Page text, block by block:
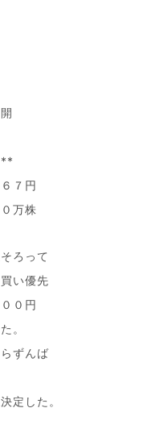
７円
万株
ろって
い優先
０円
。
ずんば
定した。